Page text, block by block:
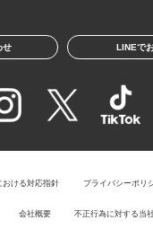
せ LINEで
おける対応指針 プライバシーポリ
会社概要 不正行為に対する当